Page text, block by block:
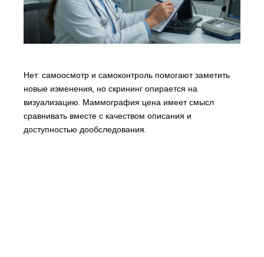
Нет: самоосмотр и самоконтроль помогают заметить
новые изменения, но скрининг опирается на
визуализацию. Маммография цена имеет смысл
сравнивать вместе с качеством описания и
доступностью дообследования.